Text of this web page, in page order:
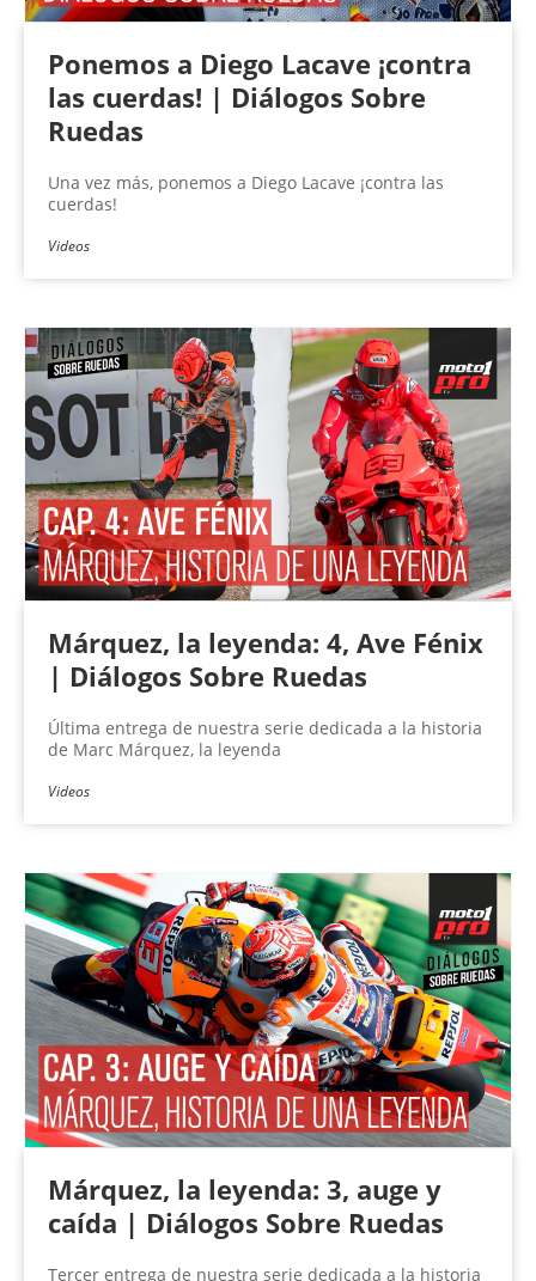
Ponemos a Diego Lacave ¡contra
las cuerdas! | Diálogos Sobre
Ruedas
Una vez más, ponemos a Diego Lacave ¡contra las
cuerdas!
Videos
Márquez, la leyenda: 4, Ave Fénix
| Diálogos Sobre Ruedas
Última entrega de nuestra serie dedicada a la historia
de Marc Márquez, la leyenda
Videos
Márquez, la leyenda: 3, auge y
caída | Diálogos Sobre Ruedas
Tercer entrega de nuestra serie dedicada a la historia